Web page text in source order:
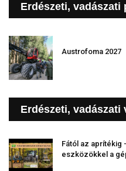
Erdészeti, vadászati
Austrofoma 2027
Erdészeti, vadászati
Fától az aprítékig
eszközökkel a